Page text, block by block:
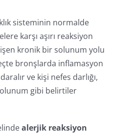
sisteminin normalde
karşı aşırı reaksiyon
kronik bir solunum yolu
bronşlarda inflamasyon
ve kişi nefes darlığı,
gibi belirtiler
alerjik reaksiyon